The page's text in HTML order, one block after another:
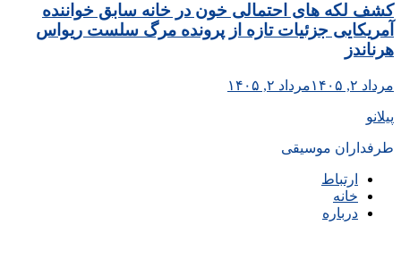
کشف لکه های احتمالی خون در خانه سابق خواننده
آمریکایی جزئیات تازه از پرونده مرگ سلست ریواس
هرناندز
مرداد ۲, ۱۴۰۵ مرداد ۲, ۱۴۰۵
پیلانو
طرفداران موسیقی
ارتباط
خانه
درباره